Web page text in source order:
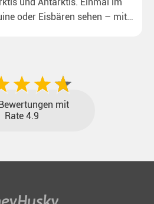
und Antarktis. Einmal im
oder Eisbären sehen – mit
mit
Rate 4.9